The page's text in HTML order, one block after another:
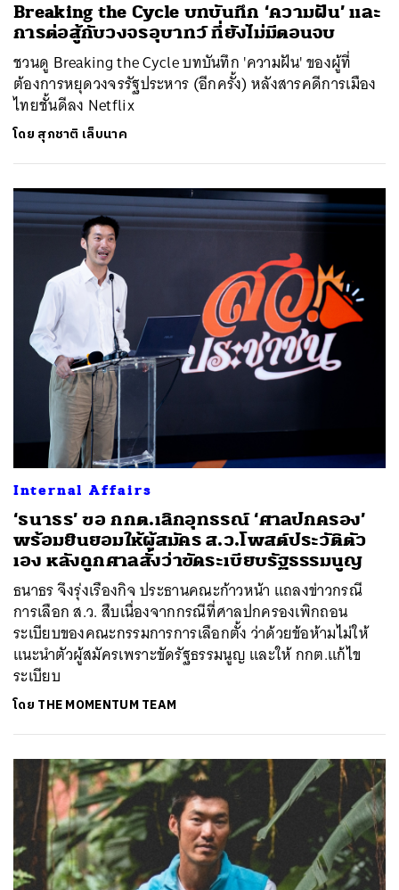
Breaking the Cycle บทบันทึก ‘ความฝัน’ และ
การต่อสู้กับวงจรอุบาทว์ ที่ยังไม่มีตอนจบ
ชวนดู Breaking the Cycle บทบันทึก 'ความฝัน' ของผู้ที่
ต้องการหยุดวงจรรัฐประหาร (อีกครั้ง) หลังสารคดีการเมือง
ไทยชั้นดีลง Netflix
โดย สุภชาติ เล็บนาค
Internal Affairs
‘ธนาธร’ ขอ กกต.เลิกอุทธรณ์ ‘ศาลปกครอง’
พร้อมยินยอมให้ผู้สมัคร ส.ว.โพสต์ประวัติตัว
เอง หลังถูกศาลสั่งว่าขัดระเบียบรัฐธรรมนูญ
ธนาธร จึงรุ่งเรืองกิจ ประธานคณะก้าวหน้า แถลงข่าวกรณี
การเลือก ส.ว. สืบเนื่องจากกรณีที่ศาลปกครองเพิกถอน
ระเบียบของคณะกรรมการการเลือกตั้ง ว่าด้วยข้อห้ามไม่ให้
แนะนำตัวผู้สมัครเพราะขัดรัฐธรรมนูญ และให้ กกต.แก้ไข
ระเบียบ
โดย THE MOMENTUM TEAM